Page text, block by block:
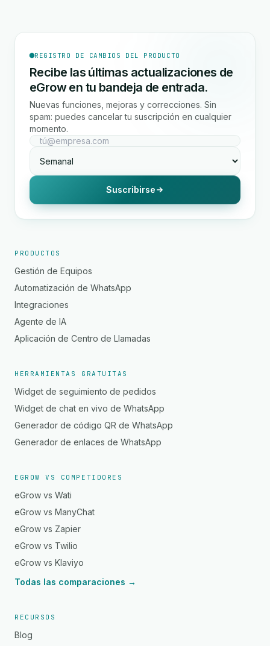
REGISTRO DE CAMBIOS DEL PRODUCTO
Recibe las últimas actualizaciones de
eGrow en tu bandeja de entrada.
Nuevas funciones, mejoras y correcciones. Sin
spam: puedes cancelar tu suscripción en cualquier
momento.
Suscribirse
PRODUCTOS
Gestión de Equipos
Automatización de WhatsApp
Integraciones
Agente de IA
Aplicación de Centro de Llamadas
HERRAMIENTAS GRATUITAS
Widget de seguimiento de pedidos
Widget de chat en vivo de WhatsApp
Generador de código QR de WhatsApp
Generador de enlaces de WhatsApp
EGROW VS COMPETIDORES
eGrow vs Wati
eGrow vs ManyChat
eGrow vs Zapier
eGrow vs Twilio
eGrow vs Klaviyo
Todas las comparaciones →
RECURSOS
Blog